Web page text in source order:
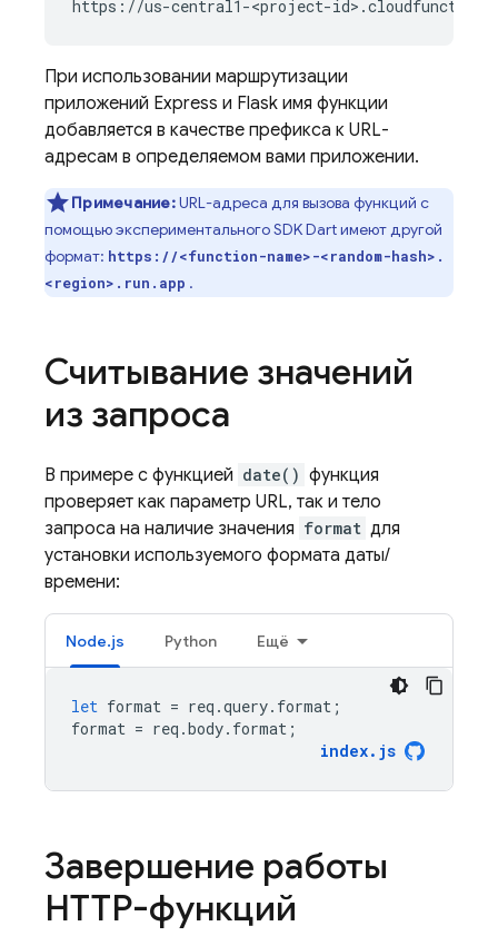
При использовании маршрутизации
приложений Express и Flask имя функции
добавляется в качестве префикса к URL-
адресам в определяемом вами приложении.
Примечание:URL-адреса для вызова функций с
помощью экспериментального SDK Dart имеют другой
формат: https://<function-name>-<random-hash>.
<region>.run.app .
Считывание значений
из запроса
В примере с функцией date() функция
проверяет как параметр URL, так и тело
запроса на наличие значения format для
установки используемого формата даты/
времени:
Node.js Python Ещё
let format = req .query. format ;
format = req .body. format ;
index. js
Завершение работы
HTTP-функций